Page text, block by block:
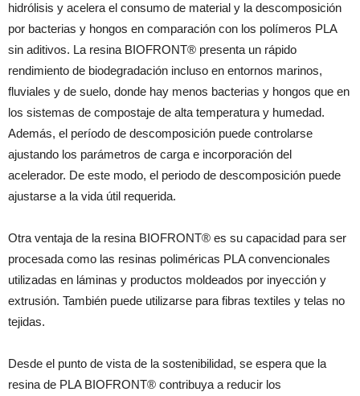
hidrólisis y acelera el consumo de material y la descomposición
por bacterias y hongos en comparación con los polímeros PLA
sin aditivos. La resina BIOFRONT® presenta un rápido
rendimiento de biodegradación incluso en entornos marinos,
fluviales y de suelo, donde hay menos bacterias y hongos que en
los sistemas de compostaje de alta temperatura y humedad.
Además, el período de descomposición puede controlarse
ajustando los parámetros de carga e incorporación del
acelerador. De este modo, el periodo de descomposición puede
ajustarse a la vida útil requerida.
Otra ventaja de la resina BIOFRONT® es su capacidad para ser
procesada como las resinas poliméricas PLA convencionales
utilizadas en láminas y productos moldeados por inyección y
extrusión. También puede utilizarse para fibras textiles y telas no
tejidas.
Desde el punto de vista de la sostenibilidad, se espera que la
resina de PLA BIOFRONT® contribuya a reducir los